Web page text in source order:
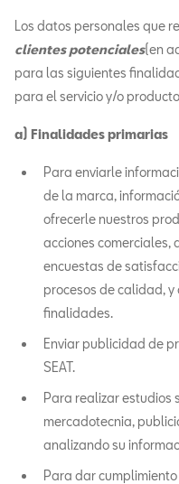
Los datos personales que
clientes potenciales(en
para las siguientes
para el servicio y/o
a) Finalidades primarias
Para enviarle
de la marca,
ofrecerle nuestros
acciones comerciales,
encuestas de
procesos de calidad,
finalidades.
Enviar publicidad de
SEAT.
Para realizar estudios
mercadotecnia,
analizando su
Para dar